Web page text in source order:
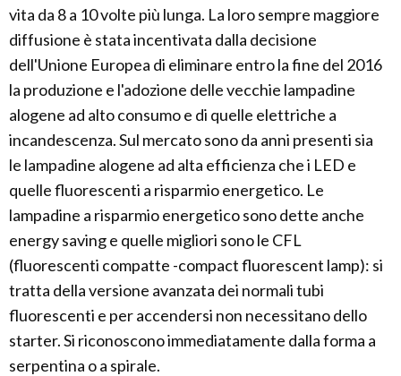
vita da 8 a 10 volte più lunga. La loro sempre maggiore
diffusione è stata incentivata dalla decisione
dell'Unione Europea di eliminare entro la fine del 2016
la produzione e l'adozione delle vecchie lampadine
alogene ad alto consumo e di quelle elettriche a
incandescenza. Sul mercato sono da anni presenti sia
le lampadine alogene ad alta efficienza che i LED e
quelle fluorescenti a risparmio energetico. Le
lampadine a risparmio energetico sono dette anche
energy saving e quelle migliori sono le CFL
(fluorescenti compatte -compact fluorescent lamp): si
tratta della versione avanzata dei normali tubi
fluorescenti e per accendersi non necessitano dello
starter. Si riconoscono immediatamente dalla forma a
serpentina o a spirale.